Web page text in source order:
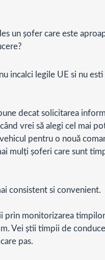
un șofer care este
incalci legile UE si nu
decat solicitarea
vrei să alegi cel mai
pentru o nouă
mulți șoferi care sunt
consistent si convenient.
prin monitorizarea
Vei știi timpii de
pas.